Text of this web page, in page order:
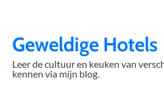
contentGeweldige Hotels
Leer de cultuur en keuken van
kennen via mijn blog.